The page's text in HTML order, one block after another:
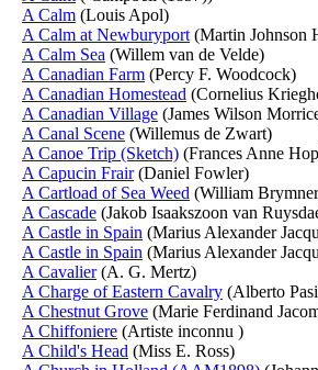
A Calm (Louis Apol)
A Calm at Newburyport (Martin Johnson
A Calm Sea (Willem van de Velde)
A Canadian Farm (Percy F. Woodcock)
A Canadian Homestead (Cornelius
A Canadian Village (James Wilson
A Canal Scene (Willemus de Zwart)
A Canoe Trip (Sketch) (Frances Anne
A Capucin Frair(Daniel Fowler)
A Cartload of Sea Weed (William
A Cascade (Jakob Isaakszoon van
A Castle in Spain (Marius Alexander
A Castle in Spain (Marius Alexander
A Cavalier(A. G. Mertz)
A Charge of Eastern Cavalry (Alberto
A Chestnut Grove (Marie Ferdinand
A Chiffoniere (Artiste inconnu )
A Child's Head (Miss E. Ross)